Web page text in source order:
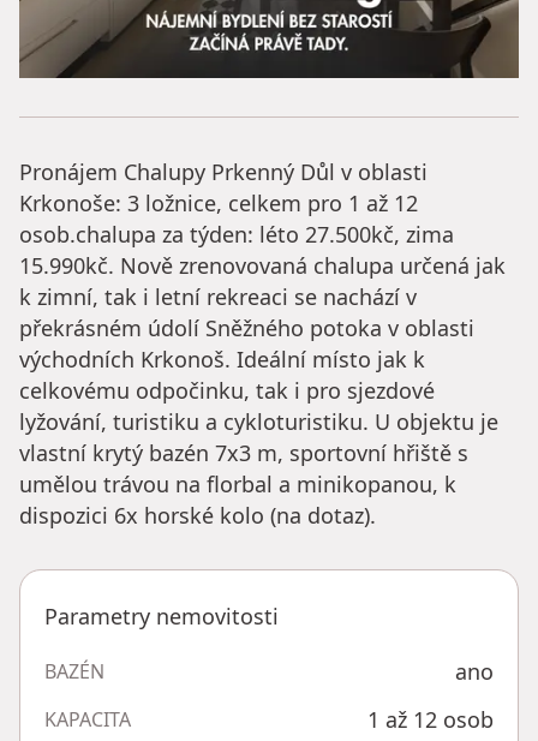
Pronájem Chalupy Prkenný Důl v oblasti
Krkonoše: 3 ložnice, celkem pro 1 až 12
osob.chalupa za týden: léto 27.500kč, zima
15.990kč. Nově zrenovovaná chalupa určená jak
k zimní, tak i letní rekreaci se nachází v
překrásném údolí Sněžného potoka v oblasti
východních Krkonoš. Ideální místo jak k
celkovému odpočinku, tak i pro sjezdové
lyžování, turistiku a cykloturistiku. U objektu je
vlastní krytý bazén 7x3 m, sportovní hřiště s
umělou trávou na florbal a minikopanou, k
dispozici 6x horské kolo (na dotaz).
Parametry nemovitosti
BAZÉN ano
KAPACITA 1 až 12 osob